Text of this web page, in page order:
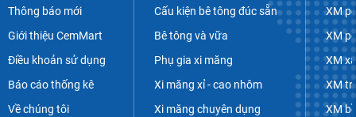
Thông báo mới
Giới thiệu CemMart
Điều khoản sử dụng
Báo cáo thống kê
Về chúng tôi
Cấu kiện bê tông đúc sẵn
Bê tông và vữa
Phụ gia xi măng
Xi măng xỉ - cao nhôm
Xi măng chuyên dụng
XM
XM
XM
XM
XM